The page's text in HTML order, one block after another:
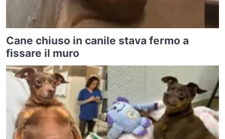
Cane chiuso in canile stava fermo a
fissare il muro